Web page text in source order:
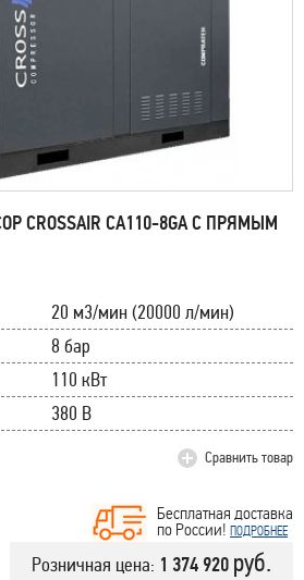
CROSSAIR CA110-8GA С ПРЯМЫМ
20 м3/мин (20000 л/мин)
8 бар
110 кВт
380 В
Сравнить товар
Бесплатная доставка
по России! ПОДРОБНЕЕ
Розничная цена: 1 374 920 руб.